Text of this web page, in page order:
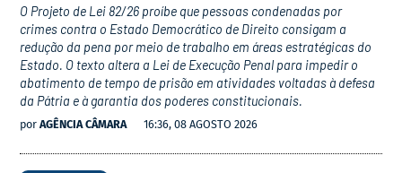
O Projeto de Lei 82/26 proíbe que pessoas condenadas por
crimes contra o Estado Democrático de Direito consigam a
redução da pena por meio de trabalho em áreas estratégicas do
Estado. O texto altera a Lei de Execução Penal para impedir o
abatimento de tempo de prisão em atividades voltadas à defesa
da Pátria e à garantia dos poderes constitucionais.
por AGÊNCIA CÂMARA 16:36, 08 AGOSTO 2026